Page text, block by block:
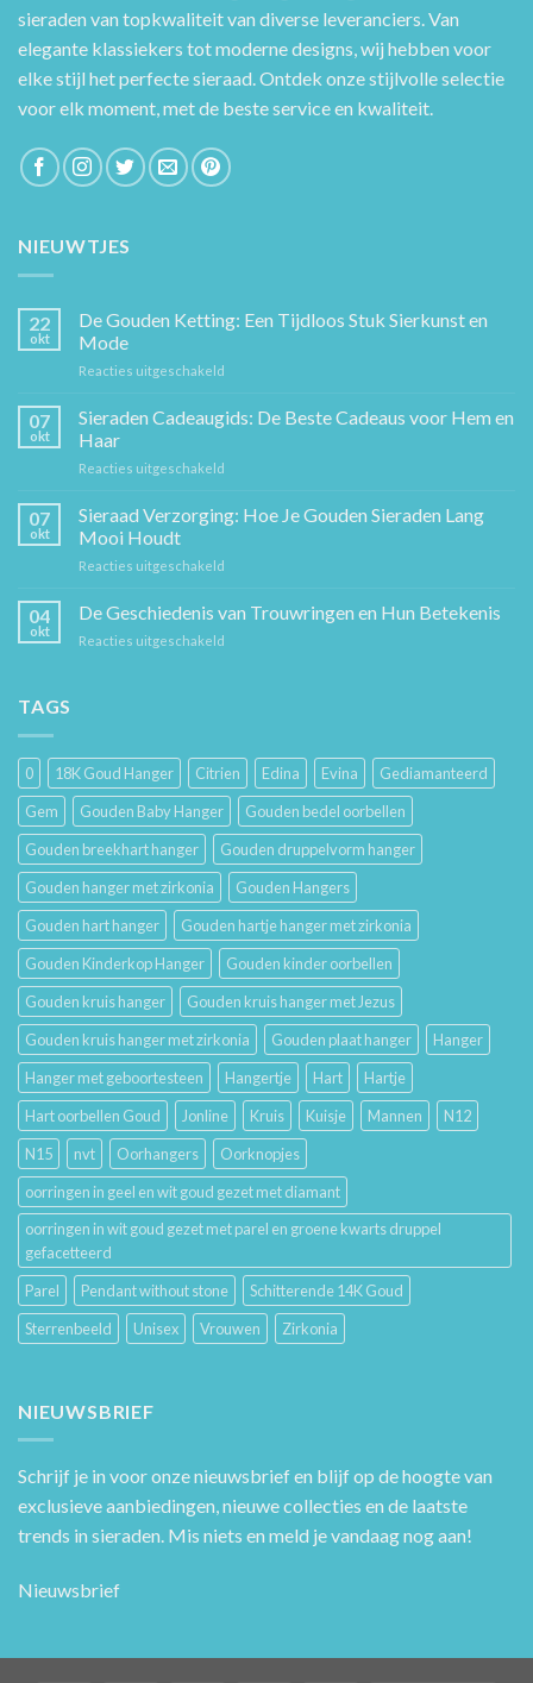
sieraden van topkwaliteit van diverse leveranciers. Van
elegante klassiekers tot moderne designs, wij hebben voor
elke stijl het perfecte sieraad. Ontdek onze stijlvolle selectie
voor elk moment, met de beste service en kwaliteit.
NIEUWTJES
22
okt
De Gouden Ketting: Een Tijdloos Stuk Sierkunst en
Mode
Reacties uitgeschakeld
Gouden
Ketting:
Sierkunst
en
07
okt
Sieraden Cadeaugids: De Beste Cadeaus voor Hem en
Haar
Reacties uitgeschakeld
Cadeaugids:
De
Hem
07
okt
Sieraad Verzorging: Hoe Je Gouden Sieraden Lang
Mooi Houdt
Reacties uitgeschakeld
Verzorging:
Hoe
04
okt
De Geschiedenis van Trouwringen en Hun Betekenis
Reacties uitgeschakeld
Hun
Betekenis
TAGS
0 18K Goud Hanger Citrien Edina Evina
Gediamanteerd
Gem
Gouden Baby Hanger
Gouden bedel oorbellen
Gouden breekhart hanger
Gouden druppelvorm hanger
Gouden hanger met zirkonia
Gouden Hangers
Gouden hart hanger
Gouden hartje hanger met zirkonia
Gouden Kinderkop Hanger
Gouden kinder oorbellen
Gouden kruis hanger
Gouden kruis hanger met Jezus
Gouden kruis hanger met zirkonia
Gouden plaat hanger
Hanger
Hanger met geboortesteen
Hangertje Hart
Hartje
Hart oorbellen Goud
Jonline Kruis Kuisje Mannen
N12
N15
nvt Oorhangers
Oorknopjes
oorringen in geel en wit goud gezet met diamant
oorringen in wit goud gezet met parel en groene kwarts druppel
gefacetteerd
Parel
Pendant without stone
Schitterende 14K Goud
Sterrenbeeld
Unisex Vrouwen Zirkonia
NIEUWSBRIEF
Schrijf je in voor onze nieuwsbrief en blijf op de hoogte van
exclusieve aanbiedingen, nieuwe collecties en de laatste
trends in sieraden. Mis niets en meld je vandaag nog aan!
Nieuwsbrief